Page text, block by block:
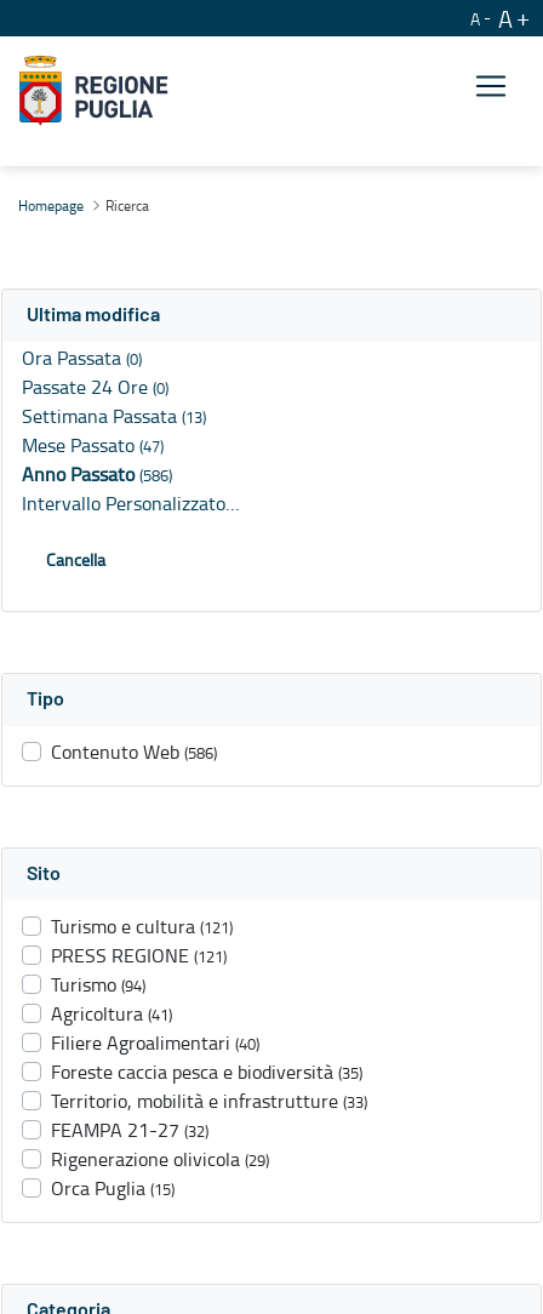
A A
Homepage Ricerca
Ultima modifica
Ora Passata (0)
Passate 24 Ore (0)
Settimana Passata (13)
Mese Passato (47)
Anno Passato(586)
Intervallo Personalizzato…
Cancella
Tipo
Contenuto Web (586)
Sito
Turismo e cultura (121)
PRESS REGIONE (121)
Turismo (94)
Agricoltura (41)
Filiere Agroalimentari (40)
Foreste caccia pesca e biodiversità (35)
Territorio, mobilità e infrastrutture (33)
FEAMPA 21-27 (32)
Rigenerazione olivicola (29)
Orca Puglia (15)